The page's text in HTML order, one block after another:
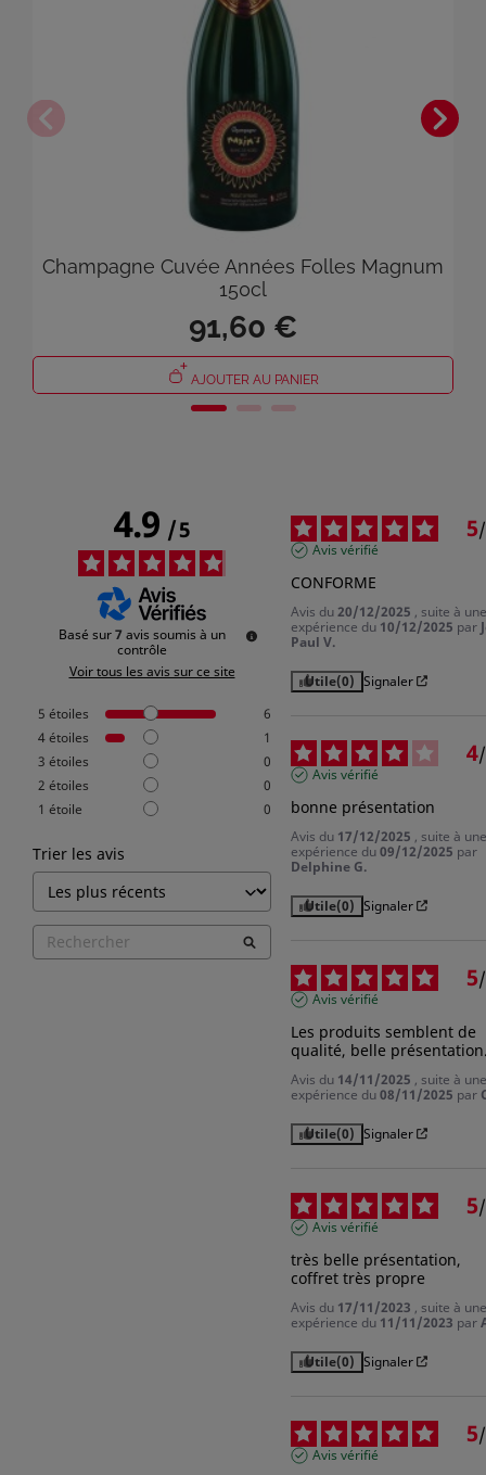
Champagne Cuvée Années Folles Magnum
150cl
91,60 €
AJOUTER AU PANIER
4.9/5
Basé sur7 avis soumis à un
contrôle
Voir tous les avis sur ce site
5 étoiles
6
4étoiles
1
3 étoiles
0
2 étoiles
0
1 étoile 0
Trier les avis
5/
Avis vérifié
CONFORME
Avis du20/12/2025 , suite à une
expérience du 10/12/2025 par
Paul V.
Utile(0) Signaler
4/
Avis vérifié
bonne présentation
Avis du 17/12/2025 , suite à une
expérience du09/12/2025 par
Delphine G.
Utile(0) Signaler
5/
Avis vérifié
Les produits semblent de
qualité, belle
Avis du 14/11/2025 , suite à une
expérience du08/11/2025 par
Utile(0) Signaler
5/
Avis vérifié
très belle présentation,
coffret très propre
Avis du 17/11/2023 , suite à une
expérience du 11/11/2023 par
Utile(0) Signaler
5/
Avis vérifié
Vous devez être connecté pour enregistrer des produits
dans votre liste de souhaits.
Annuler